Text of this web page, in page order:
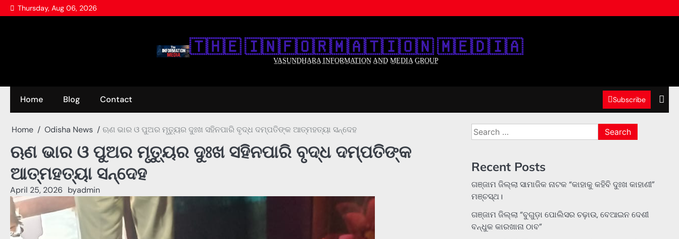
Skip
to
Thursday, Aug 06, 2026
🇹‌🇭‌🇪‌ 🇮‌🇳‌🇫‌🇴‌🇷‌🇲‌🇦‌🇹‌🇮‌🇴‌🇳‌ 🇲‌🇪‌🇩‌🇮‌🇦‌
V̲A̲S̲U̲N̲D̲H̲A̲R̲A̲ I̲N̲F̲O̲R̲M̲A̲T̲I̲O̲N̲ A̲N̲D̲ M̲E̲D̲I̲A̲ G̲R̲O̲U̲P̲
Home Blog Contact Subscribe
Home Odisha News ଋଣ ଭାର ଓ ପୁଅର ମୃତ୍ୟୁର ଦୁଃଖ ସହିନପାରି ବୃଦ୍ଧ ଦମ୍ପତିଙ୍କ ଆତ୍ମହତ୍ୟା ସନ୍ଦେହ
ଋଣ ଭାର ଓ ପୁଅର ମୃତ୍ୟୁର ଦୁଃଖ ସହିନପାରି ବୃଦ୍ଧ ଦମ୍ପତିଙ୍କ
ଆତ୍ମହତ୍ୟା ସନ୍ଦେହ
April 25, 2026 byadmin
Search
for:
Recent Posts
ଗଞ୍ଜାମ ଜିଲ୍ଲା ସାମାଜିକ ନାଟକ “କାହାକୁ କହିବି ଦୁଃଖ କାହାଣୀ”
ମଞ୍ଚସ୍ଥ।
ଗଞ୍ଜାମ ଜିଲ୍ଲା “ବୁଗୁଡ଼ା ପୋଲିସର ଚଢ଼ାଉ, ବେଆଇନ ଦେଶୀ
ବନ୍ଧୁକ କାରଖାନା ଠାବ”